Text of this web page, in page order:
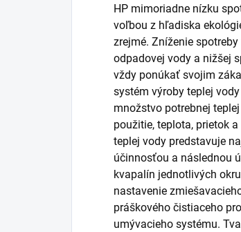
HP mimoriadne nízku
voľbou z hľadiska
zrejmé. Zníženie
odpadovej vody a nižšej
vždy ponúkať svojim
systém výroby teplej
množstvo potrebnej
použitie, teplota, prietok
teplej vody predstavuje
účinnosťou a následnou
kvapalín jednotlivých
nastavenie
práškového čistiaceho
umývacieho systému.